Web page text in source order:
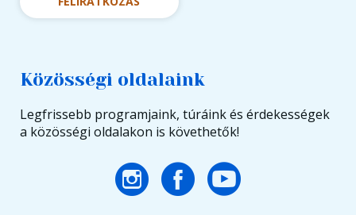
Közösségi oldalaink
Legfrissebb programjaink, túráink és érdekességek
a közösségi oldalakon is követhetők!